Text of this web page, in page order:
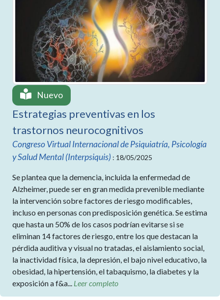
Nuevo
Estrategias preventivas en los
trastornos neurocognitivos
Congreso Virtual Internacional de Psiquiatría, Psicología
y Salud Mental (Interpsiquis) : 18/05/2025
Se plantea que la demencia, incluida la enfermedad de
Alzheimer, puede ser en gran medida prevenible mediante
la intervención sobre factores de riesgo modificables,
incluso en personas con predisposición genética. Se estima
que hasta un 50% de los casos podrían evitarse si se
eliminan 14 factores de riesgo, entre los que destacan la
pérdida auditiva y visual no tratadas, el aislamiento social,
la inactividad física, la depresión, el bajo nivel educativo, la
obesidad, la hipertensión, el tabaquismo, la diabetes y la
exposición a f&a... Leer completo